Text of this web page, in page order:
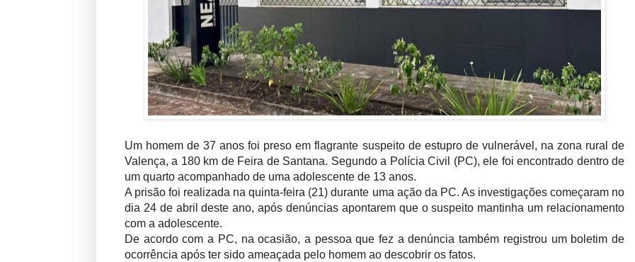
Um homem de 37 anos foi preso em flagrante suspeito de estupro de vulnerável, na zona rural de
Valença, a 180 km de Feira de Santana. Segundo a Polícia Civil (PC), ele foi encontrado dentro de
um quarto acompanhado de uma adolescente de 13 anos.
A prisão foi realizada na quinta-feira (21) durante uma ação da PC. As investigações começaram no
dia 24 de abril deste ano, após denúncias apontarem que o suspeito mantinha um relacionamento
com a adolescente.
De acordo com a PC, na ocasião, a pessoa que fez a denúncia também registrou um boletim de
ocorrência após ter sido ameaçada pelo homem ao descobrir os fatos.